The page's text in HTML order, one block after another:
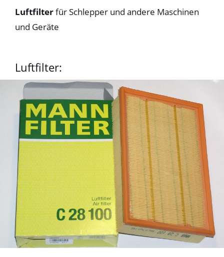
Luftfilterfür Schlepper und andere Maschinen
und Geräte
Luftfilter: